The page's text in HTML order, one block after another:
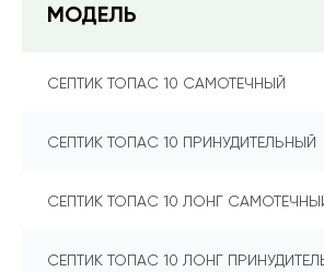
МОДЕЛЬ
СЕПТИК ТОПАС 10 САМОТЕЧНЫЙ
СЕПТИК ТОПАС 10 ПРИНУДИТЕЛЬНЫЙ
СЕПТИК ТОПАС 10 ЛОНГ
СЕПТИК ТОПАС 10 ЛОНГ